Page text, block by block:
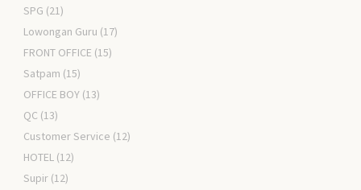
SPG (21)
Lowongan Guru (17)
FRONT OFFICE (15)
Satpam (15)
OFFICE BOY (13)
QC (13)
Customer Service (12)
HOTEL (12)
Supir (12)